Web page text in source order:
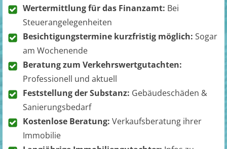
Wertermittlung für das Finanzamt: Bei
Steuerangelegenheiten
Besichtigungstermine kurzfristig möglich: Sogar
am Wochenende
Beratung zum Verkehrswertgutachten:
Professionell und aktuell
Feststellung der Substanz: Gebäudeschäden &
Sanierungsbedarf
Kostenlose Beratung: Verkaufsberatung ihrer
Immobilie